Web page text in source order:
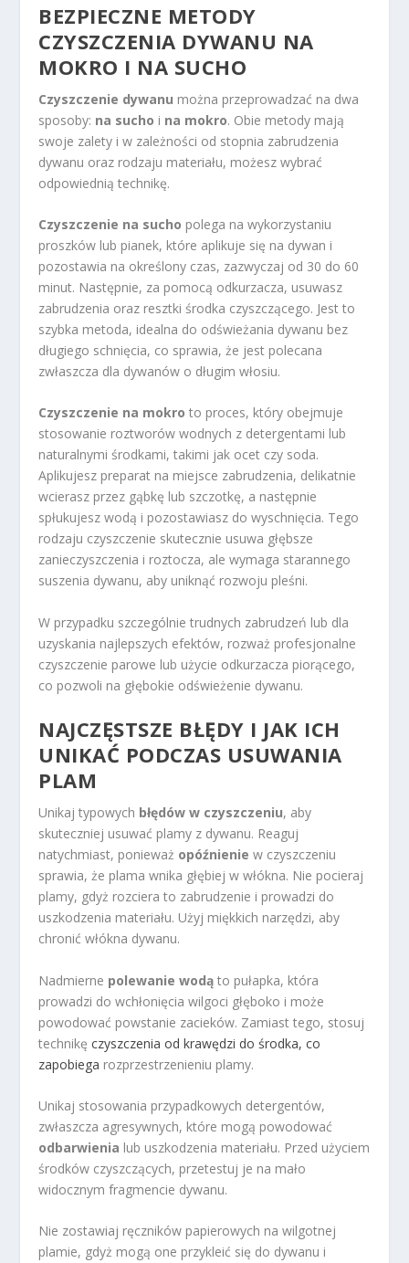
BEZPIECZNE METODY
CZYSZCZENIA DYWANU NA
MOKRO I NA SUCHO
Czyszczenie dywanu można przeprowadzać na dwa
sposoby: na sucho i na mokro. Obie metody mają
swoje zalety i w zależności od stopnia zabrudzenia
dywanu oraz rodzaju materiału, możesz wybrać
odpowiednią technikę.
Czyszczenie na sucho polega na wykorzystaniu
proszków lub pianek, które aplikuje się na dywan i
pozostawia na określony czas, zazwyczaj od 30 do 60
minut. Następnie, za pomocą odkurzacza, usuwasz
zabrudzenia oraz resztki środka czyszczącego. Jest to
szybka metoda, idealna do odświeżania dywanu bez
długiego schnięcia, co sprawia, że jest polecana
zwłaszcza dla dywanów o długim włosiu.
Czyszczenie na mokro to proces, który obejmuje
stosowanie roztworów wodnych z detergentami lub
naturalnymi środkami, takimi jak ocet czy soda.
Aplikujesz preparat na miejsce zabrudzenia, delikatnie
wcierasz przez gąbkę lub szczotkę, a następnie
spłukujesz wodą i pozostawiasz do wyschnięcia. Tego
rodzaju czyszczenie skutecznie usuwa głębsze
zanieczyszczenia i roztocza, ale wymaga starannego
suszenia dywanu, aby uniknąć rozwoju pleśni.
W przypadku szczególnie trudnych zabrudzeń lub dla
uzyskania najlepszych efektów, rozważ profesjonalne
czyszczenie parowe lub użycie odkurzacza piorącego,
co pozwoli na głębokie odświeżenie dywanu.
NAJCZĘSTSZE BŁĘDY I JAK ICH
UNIKAĆ PODCZAS USUWANIA
PLAM
Unikaj typowych błędów w czyszczeniu, aby
skuteczniej usuwać plamy z dywanu. Reaguj
natychmiast, ponieważ opóźnienie w czyszczeniu
sprawia, że plama wnika głębiej w włókna. Nie pocieraj
plamy, gdyż rozciera to zabrudzenie i prowadzi do
uszkodzenia materiału. Użyj miękkich narzędzi, aby
chronić włókna dywanu.
Nadmierne polewanie wodą to pułapka, która
prowadzi do wchłonięcia wilgoci głęboko i może
powodować powstanie zacieków. Zamiast tego, stosuj
technikęczyszczenia od krawędzi do środka, co
zapobiega rozprzestrzenieniu plamy.
Unikaj stosowania przypadkowych detergentów,
zwłaszcza agresywnych, które mogą powodować
odbarwienia lub uszkodzenia materiału. Przed użyciem
środków czyszczących, przetestuj je na mało
widocznym fragmencie dywanu.
Nie zostawiaj ręczników papierowych na wilgotnej
plamie, gdyż mogą one przykleić się do dywanu i